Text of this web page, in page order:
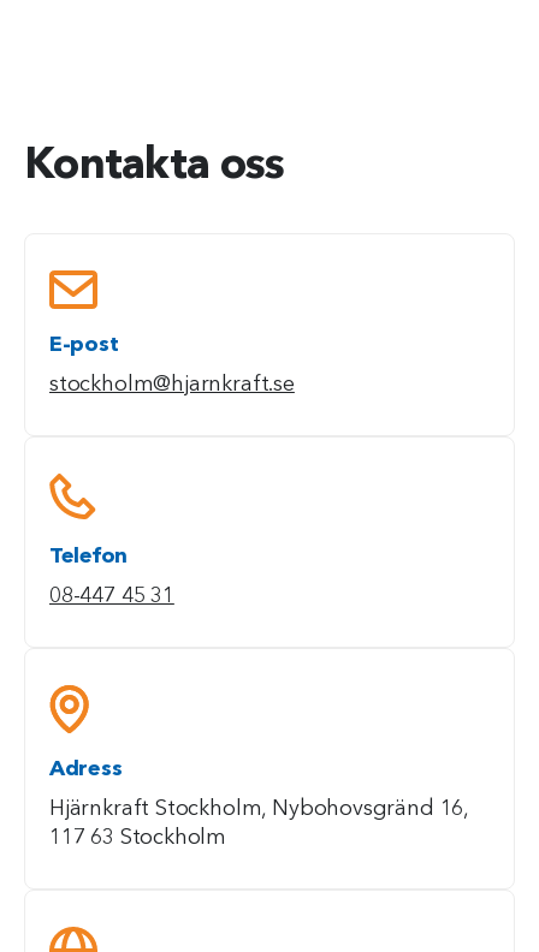
Kontakta oss
E-post
stockholm@hjarnkraft.se
Telefon
08-447 45 31
Adress
Hjärnkraft Stockholm, Nybohovsgränd 16,
117 63 Stockholm